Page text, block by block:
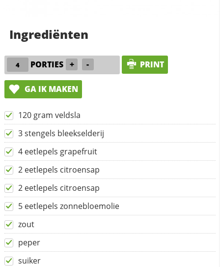
Ingrediënten
PORTIES + - PRINT
GA IK MAKEN
120 gram veldsla
3 stengels bleekselderij
4 eetlepels grapefruit
2 eetlepels citroensap
2 eetlepels citroensap
5 eetlepels zonnebloemolie
zout
peper
suiker